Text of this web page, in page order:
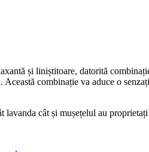
și liniștitoare, datorită
combinație va aduce o
lavanda cât și mușețelul au